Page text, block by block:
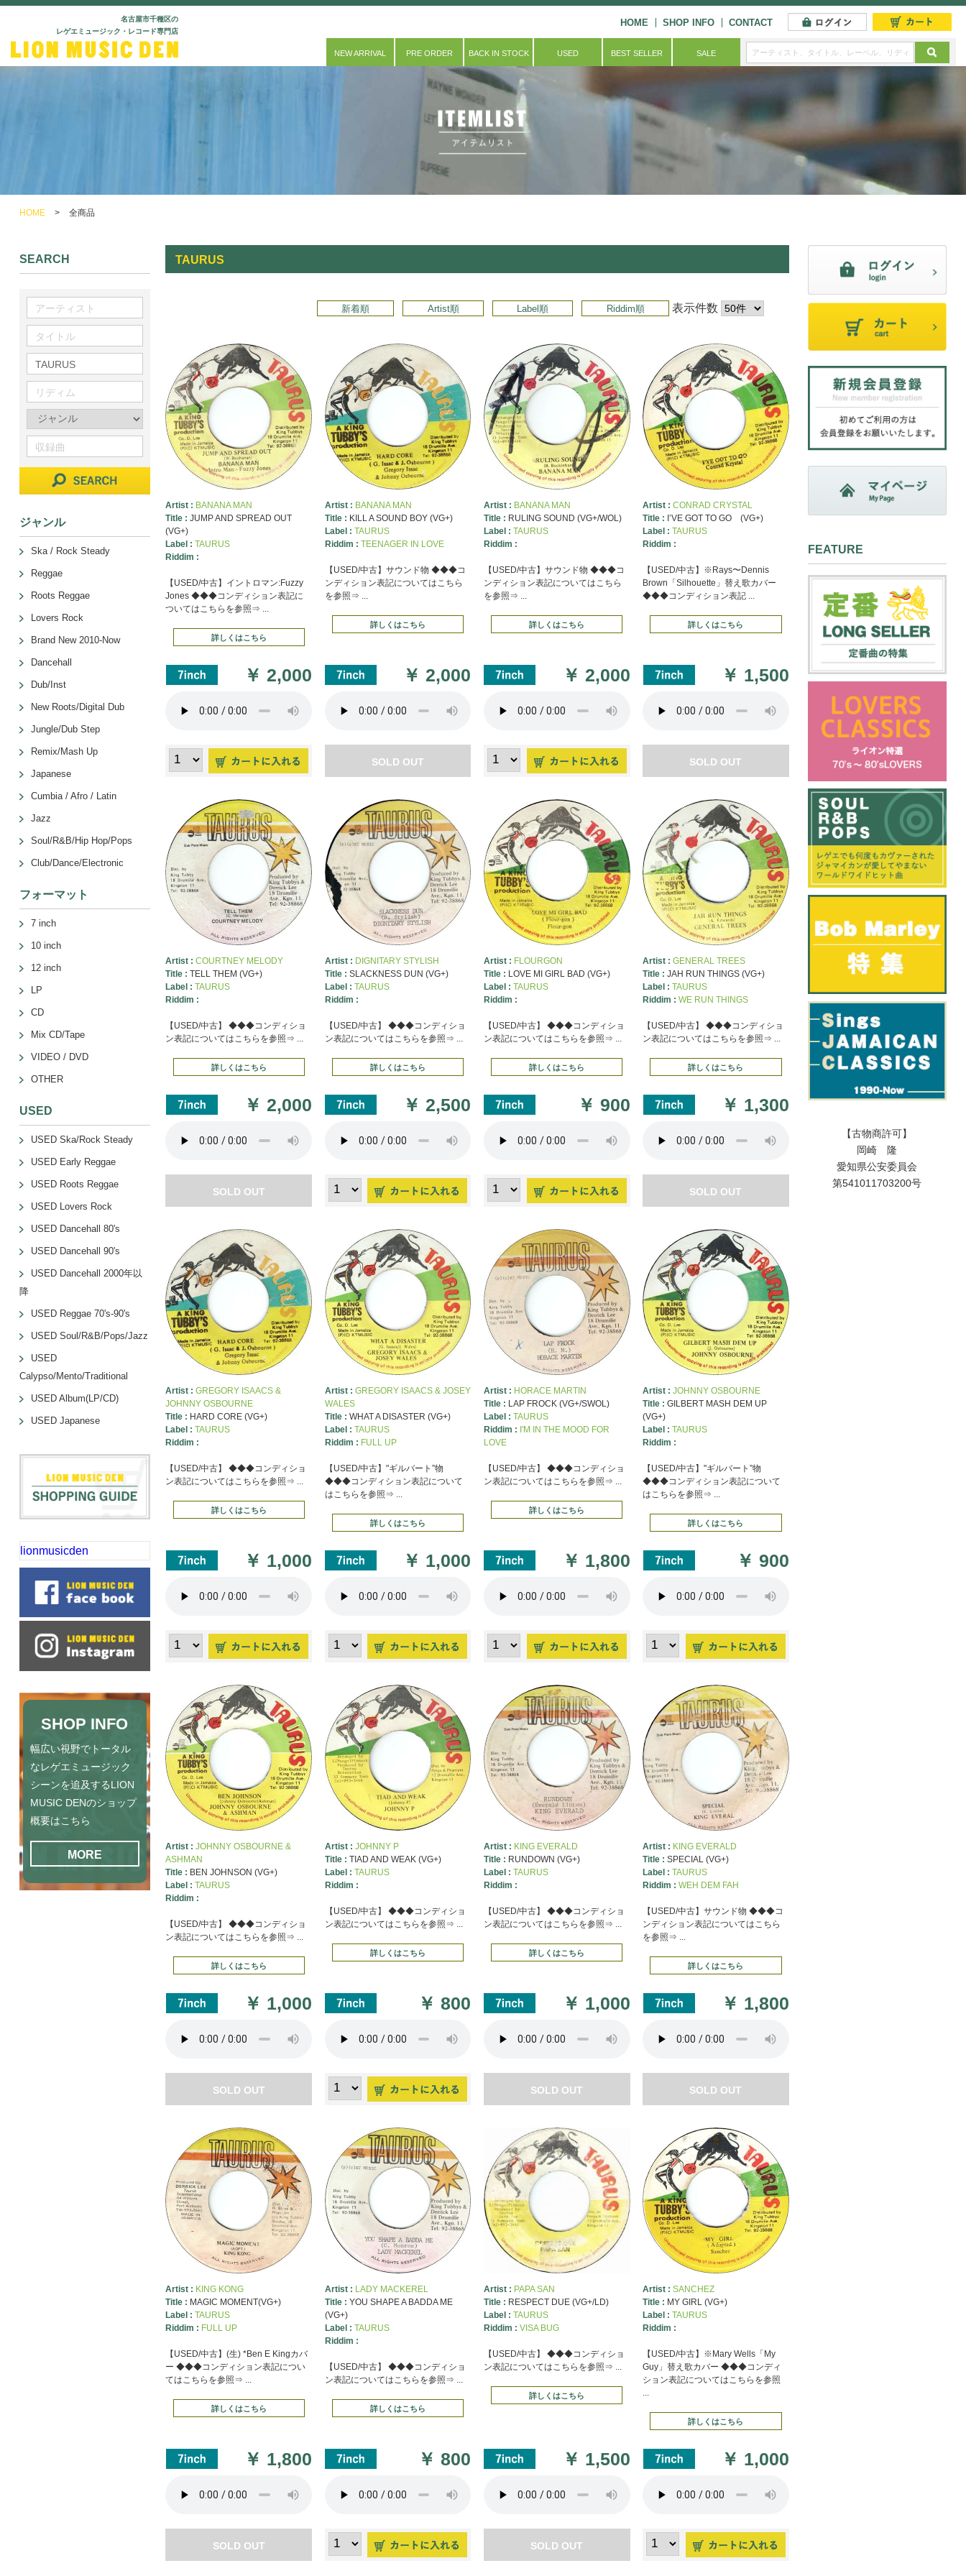
名古屋市千種区の
レゲエミュージック・レコード専門店
HOME SHOP INFO CONTACT
NEW ARRIVAL PRE ORDER BACK IN STOCK USED BEST SELLER SALE
HOME > 全商品
TAURUS
新着順 Artist順 Label順 Riddim順 表示件数
Artist : BANANA MAN
Title :JUMP AND SPREAD OUT
(VG+)
Label :TAURUS
Riddim :
【USED/中古】イントロマン:Fuzzy
Jones ◆◆◆コンディション表記に
ついてはこちらを参照⇒ ...
詳しくはこちら
￥2,000
Artist : BANANA MAN
Title : KILL A SOUND BOY (VG+)
Label : TAURUS
Riddim : TEENAGER IN LOVE
【USED/中古】サウンド物 ◆◆◆コ
ンディション表記についてはこちら
を参照⇒ ...
詳しくはこちら
￥2,000
SOLD OUT
Artist : BANANA MAN
Title : RULING SOUND (VG+/WOL)
Label : TAURUS
Riddim :
【USED/中古】サウンド物 ◆◆◆コ
ンディション表記についてはこちら
を参照⇒ ...
詳しくはこちら
￥ 2,000
Artist : CONRAD CRYSTAL
Title : I’VE GOT TO GO (VG+)
Label : TAURUS
Riddim :
【USED/中古】※Rays〜Dennis
Brown「Silhouette」替え歌カバー
◆◆◆コンディション表記 ...
詳しくはこちら
￥ 1,500
SOLD OUT
Artist :COURTNEY MELODY
Title :TELL THEM (VG+)
Label :TAURUS
Riddim :
【USED/中古】 ◆◆◆コンディショ
ン表記についてはこちらを参照⇒ ...
詳しくはこちら
￥2,000
SOLD OUT
Artist : DIGNITARY STYLISH
Title : SLACKNESS DUN (VG+)
Label : TAURUS
Riddim :
【USED/中古】 ◆◆◆コンディショ
ン表記についてはこちらを参照⇒ ...
詳しくはこちら
￥2,500
Artist : FLOURGON
Title : LOVE MI GIRL BAD (VG+)
Label : TAURUS
Riddim :
【USED/中古】 ◆◆◆コンディショ
ン表記についてはこちらを参照⇒ ...
詳しくはこちら
￥ 900
Artist : GENERAL TREES
Title : JAH RUN THINGS (VG+)
Label : TAURUS
Riddim : WE RUN THINGS
【USED/中古】 ◆◆◆コンディショ
ン表記についてはこちらを参照⇒ ...
詳しくはこちら
￥ 1,300
SOLD OUT
Artist :GREGORY ISAACS &
JOHNNY OSBOURNE
Title : HARD CORE (VG+)
Label :TAURUS
Riddim :
【USED/中古】 ◆◆◆コンディショ
ン表記についてはこちらを参照⇒ ...
詳しくはこちら
￥ 1,000
Artist : GREGORY ISAACS & JOSEY
WALES
Title : WHAT A DISASTER (VG+)
Label : TAURUS
Riddim : FULL UP
【USED/中古】"ギルバート”物
◆◆◆コンディション表記について
はこちらを参照⇒ ...
詳しくはこちら
￥ 1,000
Artist : HORACE MARTIN
Title : LAP FROCK (VG+/SWOL)
Label : TAURUS
Riddim : I'M IN THE MOOD FOR
LOVE
【USED/中古】 ◆◆◆コンディショ
ン表記についてはこちらを参照⇒ ...
詳しくはこちら
￥ 1,800
Artist : JOHNNY OSBOURNE
Title : GILBERT MASH DEM UP
(VG+)
Label : TAURUS
Riddim :
【USED/中古】"ギルバート”物
◆◆◆コンディション表記について
はこちらを参照⇒ ...
詳しくはこちら
￥ 900
Artist :JOHNNY OSBOURNE &
ASHMAN
Title : BEN JOHNSON (VG+)
Label :TAURUS
Riddim :
【USED/中古】 ◆◆◆コンディショ
ン表記についてはこちらを参照⇒ ...
詳しくはこちら
￥ 1,000
SOLD OUT
Artist : JOHNNY P
Title : TIAD AND WEAK (VG+)
Label : TAURUS
Riddim :
【USED/中古】 ◆◆◆コンディショ
ン表記についてはこちらを参照⇒ ...
詳しくはこちら
￥800
Artist : KING EVERALD
Title : RUNDOWN (VG+)
Label : TAURUS
Riddim :
【USED/中古】 ◆◆◆コンディショ
ン表記についてはこちらを参照⇒ ...
詳しくはこちら
￥ 1,000
SOLD OUT
Artist : KING EVERALD
Title : SPECIAL (VG+)
Label : TAURUS
Riddim : WEH DEM FAH
【USED/中古】サウンド物 ◆◆◆コ
ンディション表記についてはこちら
を参照⇒ ...
詳しくはこちら
￥ 1,800
SOLD OUT
Artist : KING KONG
Title : MAGIC MOMENT(VG+)
Label :TAURUS
Riddim : FULL UP
【USED/中古】(生) *Ben E Kingカバ
ー ◆◆◆コンディション表記につい
てはこちらを参照⇒ ...
詳しくはこちら
￥ 1,800
SOLD OUT
Artist : LADY MACKEREL
Title : YOU SHAPE A BADDA ME
(VG+)
Label : TAURUS
Riddim :
【USED/中古】 ◆◆◆コンディショ
ン表記についてはこちらを参照⇒ ...
詳しくはこちら
￥800
Artist : PAPA SAN
Title : RESPECT DUE (VG+/LD)
Label : TAURUS
Riddim : VISA BUG
【USED/中古】 ◆◆◆コンディショ
ン表記についてはこちらを参照⇒ ...
詳しくはこちら
￥ 1,500
SOLD OUT
Artist : SANCHEZ
Title : MY GIRL (VG+)
Label : TAURUS
Riddim :
【USED/中古】※Mary Wells「My
Guy」替え歌カバー ◆◆◆コンディ
ション表記についてはこちらを参照
...
詳しくはこちら
￥ 1,000
SEARCH
ジャンル
Ska / Rock Steady
Reggae
Roots Reggae
Lovers Rock
Brand New 2010-Now
Dancehall
Dub/Inst
New Roots/Digital Dub
Jungle/Dub Step
Remix/Mash Up
Japanese
Cumbia / Afro / Latin
Jazz
Soul/R&B/Hip Hop/Pops
Club/Dance/Electronic
フォーマット
7 inch
10 inch
12 inch
LP
CD
Mix CD/Tape
VIDEO / DVD
OTHER
USED
USED Ska/Rock Steady
USED Early Reggae
USED Roots Reggae
USED Lovers Rock
USED Dancehall 80's
USED Dancehall 90's
USED Dancehall 2000年以
降
USED Reggae 70's-90's
USED Soul/R&B/Pops/Jazz
USED
Calypso/Mento/Traditional
USED Album(LP/CD)
USED Japanese
lionmusicden
SHOP INFO
幅広い視野でトータル
なレゲエミュージック
シーンを追及するLION
MUSIC DENのショップ
概要はこちら
MORE
FEATURE
【古物商許可】
岡崎 隆
愛知県公安委員会
第541011703200号